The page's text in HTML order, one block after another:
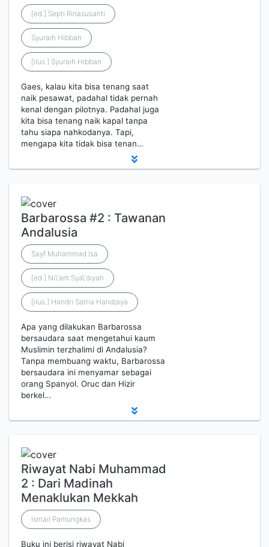
[ed.] Septi Rinasusanti
Syuraih Hibban
[ilus.] Syuraih Hibban
Gaes, kalau kita bisa tenang saat
naik pesawat, padahal tidak pernah
kenal dengan pilotnya. Padahal juga
kita bisa tenang naik kapal tanpa
tahu siapa nahkodanya. Tapi,
mengapa kita tidak bisa tenan…
Barbarossa #2 : Tawanan
Andalusia
Sayf Muhammad Isa
[ed.] Ni\'am Sya\'diyah
[ilus.] Handri Satria Handjaya
Apa yang dilakukan Barbarossa
bersaudara saat mengetahui kaum
Muslimin terzhalimi di Andalusia?
Tanpa membuang waktu, Barbarossa
bersaudara ini menyamar sebagai
orang Spanyol. Oruc dan Hizir
berkel…
Riwayat Nabi Muhammad
2 : Dari Madinah
Menaklukan Mekkah
Ismail Pamungkas
Buku ini berisi riwayat Nabi